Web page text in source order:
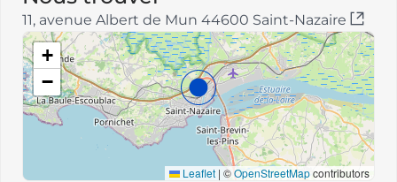
11, avenue Albert de Mun 44600 Saint-Nazaire
+
−
Leaflet | ©OpenStreetMapcontributors